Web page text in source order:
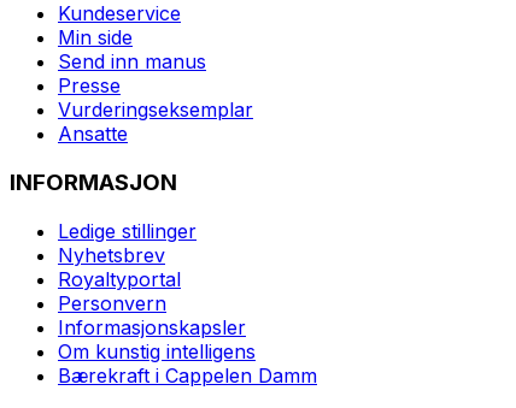
Kundeservice
Min side
Send inn manus
Presse
Vurderingseksemplar
Ansatte
INFORMASJON
Ledige stillinger
Nyhetsbrev
Royaltyportal
Personvern
Informasjonskapsler
Om kunstig intelligens
Bærekraft i Cappelen Damm